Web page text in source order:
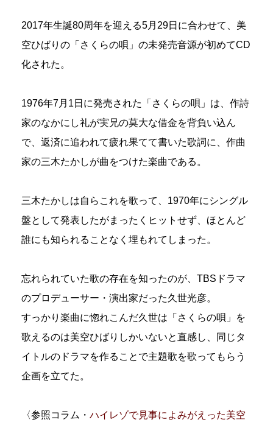
2017年生誕80周年を迎える5月29日に合わせて、美
空ひばりの「さくらの唄」の未発売音源が初めてCD
化された。
1976年7月1日に発売された「さくらの唄」は、作詩
家のなかにし礼が実兄の莫大な借金を背負い込ん
で、返済に追われて疲れ果てて書いた歌詞に、作曲
家の三木たかしが曲をつけた楽曲である。
三木たかしは自らこれを歌って、1970年にシングル
盤として発表したがまったくヒットせず、ほとんど
誰にも知られることなく埋もれてしまった。
忘れられていた歌の存在を知ったのが、TBSドラマ
のプロデューサー・演出家だった久世光彦。
すっかり楽曲に惚れこんだ久世は「さくらの唄」を
歌えるのは美空ひばりしかいないと直感し、同じタ
イトルのドラマを作ることで主題歌を歌ってもらう
企画を立てた。
〈参照コラム・ ハイレゾで見事によみがえった美空